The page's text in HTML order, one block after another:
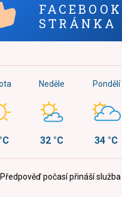
FACEBOOK
STRÁNKA
Neděle
32 °C
Pondělí
34 °C
Předpověď počasí přináší služba